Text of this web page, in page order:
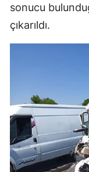
sonucu
çıkarıldı.